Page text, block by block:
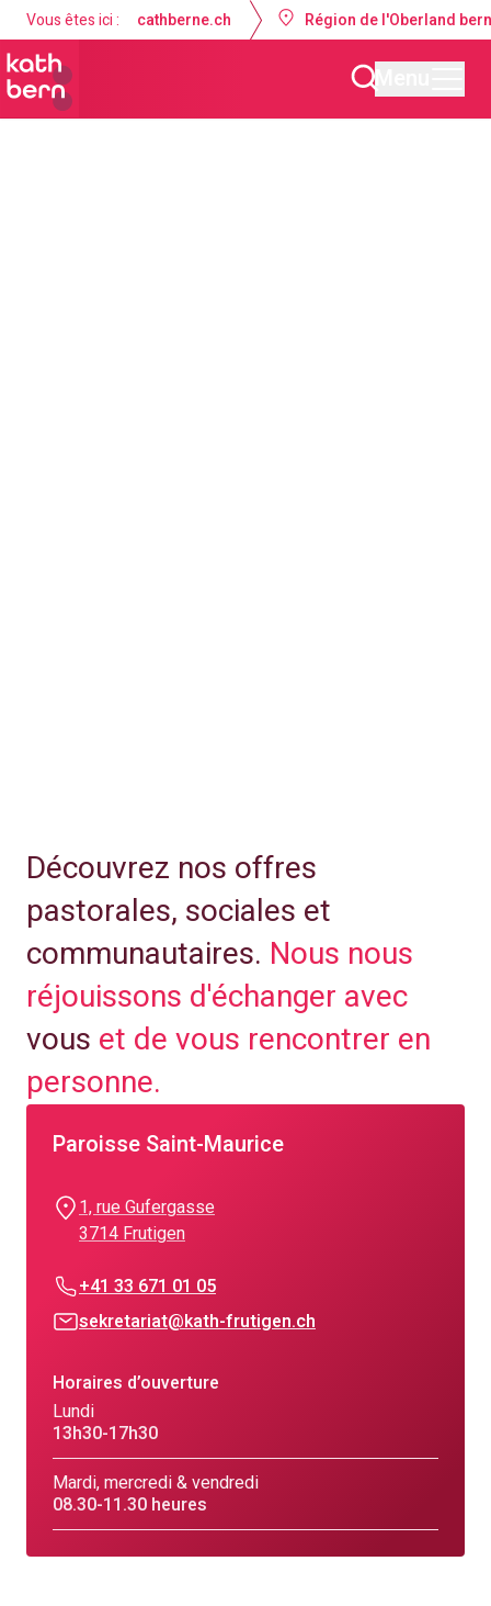
Vous êtes ici : cathberne.ch Région de l'Oberland
Découvrez nos offres
pastorales, sociales et
communautaires. Nous nous
réjouissons d'échanger avec
vous et de vous rencontrer en
personne.
Paroisse Saint-Maurice
1, rue Gufergasse
3714 Frutigen
+41 33 671 01 05
sekretariat@kath-frutigen.ch
Horaires d’ouverture
Lundi
13h30-17h30
Mardi, mercredi & vendredi
08.30-11.30 heures